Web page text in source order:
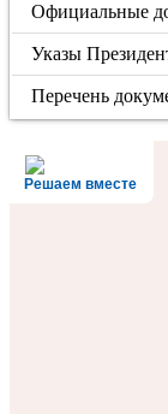
Официальные
Указы
Перечень
Решаем вместе